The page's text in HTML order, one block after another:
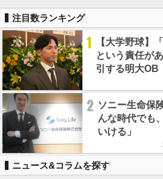
注目数ランキング
1
【大学野球】
という責任が
引する明大OB
2 ソニー生命保
んな時代でも
いける」
ニュース&コラムを探す